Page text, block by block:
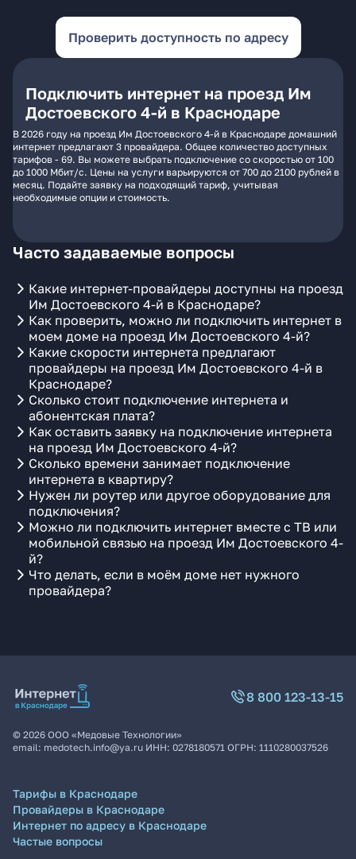
Проверить доступность по адресу
Подключить интернет на проезд Им
Достоевского 4-й в Краснодаре
В 2026 году на проезд Им Достоевского 4-й в Краснодаре домашний
интернет предлагают 3 провайдера. Общее количество доступных
тарифов - 69. Вы можете выбрать подключение со скоростью от 100
до 1000 Мбит/с. Цены на услуги варьируются от 700 до 2100 рублей в
месяц. Подайте заявку на подходящий тариф, учитывая
необходимые опции и стоимость.
Часто задаваемые вопросы
Какие интернет-провайдеры доступны на проезд
Им Достоевского 4-й в Краснодаре?
Как проверить, можно ли подключить интернет в
моем доме на проезд Им Достоевского 4-й?
Какие скорости интернета предлагают
провайдеры на проезд Им Достоевского 4-й в
Краснодаре?
Сколько стоит подключение интернета и
абонентская плата?
Как оставить заявку на подключение интернета
на проезд Им Достоевского 4-й?
Сколько времени занимает подключение
интернета в квартиру?
Нужен ли роутер или другое оборудование для
подключения?
Можно ли подключить интернет вместе с ТВ или
мобильной связью на проезд Им Достоевского 4-
й?
Что делать, если в моём доме нет нужного
провайдера?
8 800 123-13-15
© 2026 ООО «Медовые Технологии»
email: medotech.info@ya.ru ИНН: 0278180571 ОГРН: 1110280037526
Тарифы в Краснодаре
Провайдеры в Краснодаре
Интернет по адресу в Краснодаре
Частые вопросы